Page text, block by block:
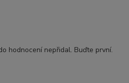
hodnocení nepřidal. Buďte první.